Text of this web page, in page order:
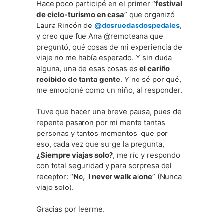
Hace poco participé en el primer “festival
de ciclo-turismo en casa” que organizó
Laura Rincón de @dosruedasdospedales,
y creo que fue Ana @remoteana que
preguntó, qué cosas de mi experiencia de
viaje no me había esperado. Y sin duda
alguna, una de esas cosas es el cariño
recibido de tanta gente. Y no sé por qué,
me emocioné como un niño, al responder.
Tuve que hacer una breve pausa, pues de
repente pasaron por mi mente tantas
personas y tantos momentos, que por
eso, cada vez que surge la pregunta,
¿Siempre viajas solo?, me río y respondo
con total seguridad y para sorpresa del
receptor: “No, I never walk alone” (Nunca
viajo solo).
Gracias por leerme.